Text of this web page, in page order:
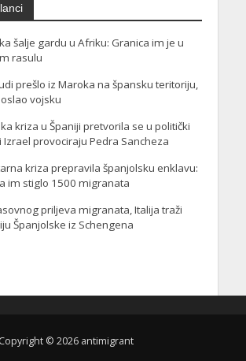
šalje gardu u Afriku: Granica im je u
rasulu
prešlo iz Maroka na špansku teritoriju,
vojsku
kriza u Španiji pretvorila se u politički
Izrael provociraju Pedra Sancheza
kriza prepravila španjolsku enklavu:
im stiglo 1500 migranata
priljeva migranata, Italija traži
Španjolske iz Schengena
Copyright © 2026 antimigrant